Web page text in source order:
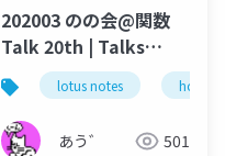
202003 のの会@関数
Talk 20th | Talks
around @Functions
in Notes and Domino
lotus notes hcl
あう゛ 501